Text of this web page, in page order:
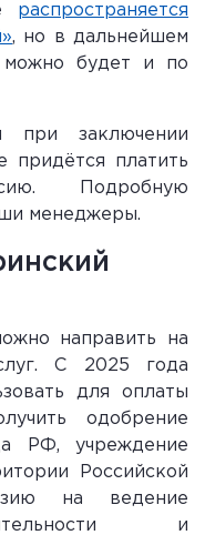
распространяется
, но в дальнейшем
можно будет и по
при заключении
придётся платить
Подробную
менеджеры.
направить на
С 2025 года
для оплаты
одобрение
РФ, учреждение
Российской
на ведение
и